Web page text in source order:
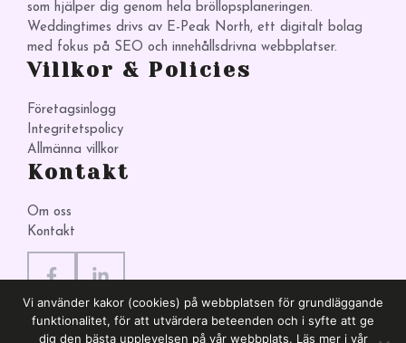
som hjälper dig genom hela bröllopsplaneringen.
Weddingtimes drivs av E-Peak North, ett digitalt bolag
med fokus på SEO och innehållsdrivna webbplatser.
Villkor & Policies
Företagsinlogg
Integritetspolicy
Allmänna villkor
Kontakt
Om oss
Kontakt
Vi använder kakor (cookies) på webbplatsen för grundläggande
funktionalitet, för att utvärdera beteenden och i syfte att ge
dig den bästa upplevelsen på vår webbplats. Läs mer i vår